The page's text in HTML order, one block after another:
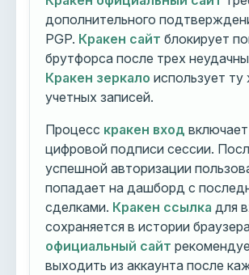
дополнительного
PGP. Кракен сайт блокирует
брутфорса после трех
Кракен зеркало использует ту
учетных записей.
Процесс кракен вход
цифровой подписи сессии.
успешной авторизации
попадает на дашборд с
сделками. Кракен ссылка для
сохраняется в истории
официальный сайт
выходить из аккаунта после